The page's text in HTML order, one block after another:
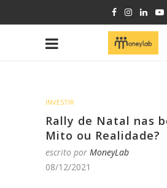
INVESTIR
Rally de Natal nas
Mito ou Realidade?
escrito por MoneyLab
08/12/2021